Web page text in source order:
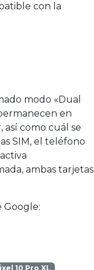
con la
modo «Dual
en
así como cuál se
SIM, el teléfono
ambas tarjetas
Google:
10 Pro XL